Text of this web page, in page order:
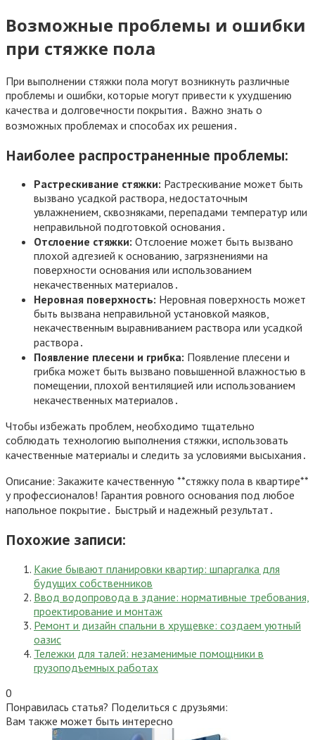
Возможные проблемы и ошибки
при стяжке пола
При выполнении стяжки пола могут возникнуть различные
проблемы и ошибки, которые могут привести к ухудшению
качества и долговечности покрытия․ Важно знать о
возможных проблемах и способах их решения․
Наиболее распространенные проблемы:
Растрескивание стяжки: Растрескивание может быть
вызвано усадкой раствора, недостаточным
увлажнением, сквозняками, перепадами температур или
неправильной подготовкой основания․
Отслоение стяжки: Отслоение может быть вызвано
плохой адгезией к основанию, загрязнениями на
поверхности основания или использованием
некачественных материалов․
Неровная поверхность: Неровная поверхность может
быть вызвана неправильной установкой маяков,
некачественным выравниванием раствора или усадкой
раствора․
Появление плесени и грибка: Появление плесени и
грибка может быть вызвано повышенной влажностью в
помещении, плохой вентиляцией или использованием
некачественных материалов․
Чтобы избежать проблем, необходимо тщательно
соблюдать технологию выполнения стяжки, использовать
качественные материалы и следить за условиями высыхания․
Описание: Закажите качественную **стяжку пола в квартире**
у профессионалов! Гарантия ровного основания под любое
напольное покрытие․ Быстрый и надежный результат․
Похожие записи:
Какие бывают планировки квартир: шпаргалка для
будущих собственников
Ввод водопровода в здание: нормативные требования,
проектирование и монтаж
Ремонт и дизайн спальни в хрущевке: создаем уютный
оазис
Тележки для талей: незаменимые помощники в
грузоподъемных работах
0
Понравилась статья? Поделиться с друзьями:
Вам также может быть интересно